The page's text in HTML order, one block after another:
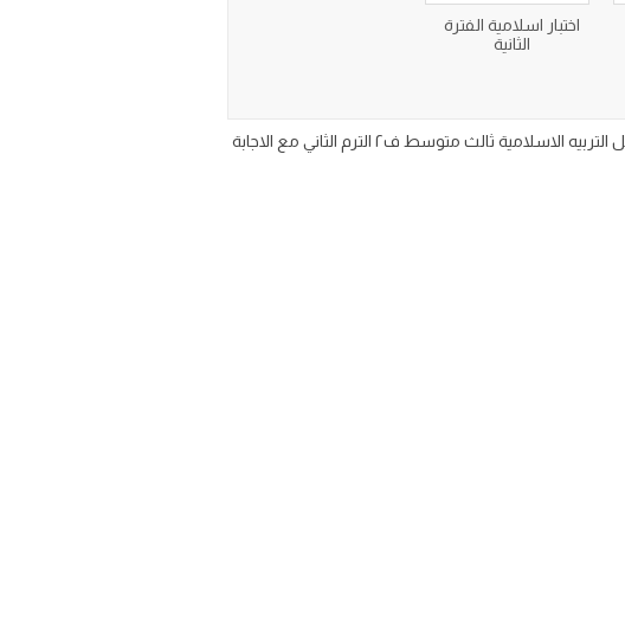
اختبار اسلامية الفترة
الثانية
اوراق عمل مادة الدراسات الاسلامية الصف الثالث المتوسط الفصل الدراسي الثاني 1446 تحميل حلول ورقة عمل التربيه الاسلامية ثالث متوسط ف٢ الترم الثاني مع الاجابة